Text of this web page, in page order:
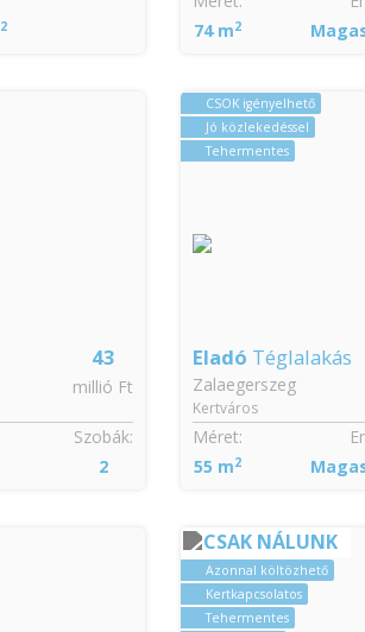
2
74 m2
43
millió Ft
Szobák:
2
CSOK igényelhető
Jó közlekedéssel
Tehermentes
Eladó Téglalakás
Zalaegerszeg
Kertváros
Méret:
55 m2
CSAK NÁLUNK
Azonnal költözhető
Kertkapcsolatos
Tehermentes